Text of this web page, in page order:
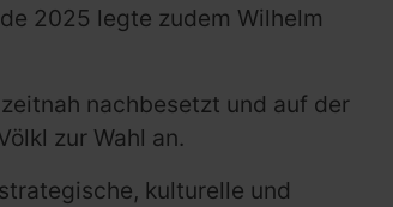
2025 legte zudem Wilhelm
nachbesetzt und auf der
zur Wahl an.
kulturelle und